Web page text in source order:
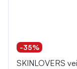
-35%
SKINLOVERS